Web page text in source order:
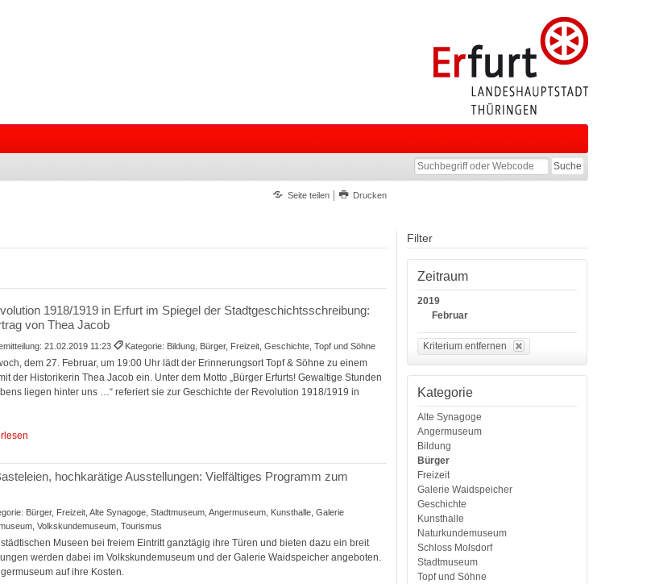
Seite teilen Drucken
1918/1919 in Erfurt im Spiegel der Stadtgeschichtsschreibung:
von Thea Jacob
21.02.2019 11:23 Kategorie: Bildung, Bürger, Freizeit, Geschichte, Topf und Söhne
dem 27. Februar, um 19:00 Uhr lädt der Erinnerungsort Topf & Söhne zu einem
der Historikerin Thea Jacob ein. Unter dem Motto „Bürger Erfurts! Gewaltige Stunden
liegen hinter uns …“ referiert sie zur Geschichte der Revolution 1918/1919 in
hochkarätige Ausstellungen: Vielfältiges Programm zum
Bürger, Freizeit, Alte Synagoge, Stadtmuseum, Angermuseum, Kunsthalle, Galerie
Volkskundemuseum, Tourismus
Museen bei freiem Eintritt ganztägig ihre Türen und bieten dazu ein breit
werden dabei im Volkskundemuseum und der Galerie Waidspeicher angeboten.
auf ihre Kosten.
Filter
Zeitraum
2019
Februar
Kriterium entfernen
Kategorie
Alte Synagoge
Angermuseum
Bildung
Bürger
Freizeit
Galerie Waidspeicher
Geschichte
Kunsthalle
Naturkundemuseum
Schloss Molsdorf
Stadtmuseum
Topf und Söhne